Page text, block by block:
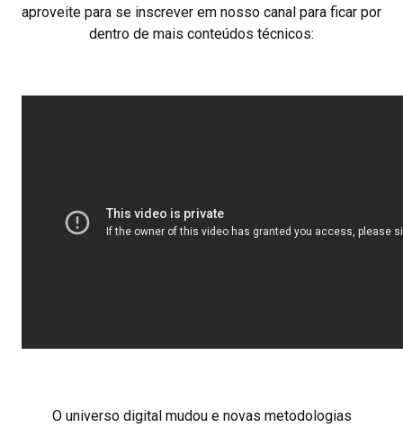
aproveite para se inscrever em nosso canal para ficar por
dentro de mais conteúdos técnicos:
O universo digital mudou e novas metodologias